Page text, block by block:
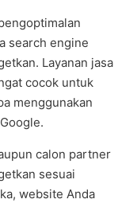
search engine
Layanan jasa
cocok untuk
menggunakan
calon partner
sesuai
website Anda